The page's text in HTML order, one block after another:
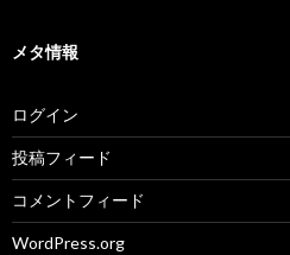
メタ情報
ログイン
投稿フィード
コメントフィード
WordPress.org